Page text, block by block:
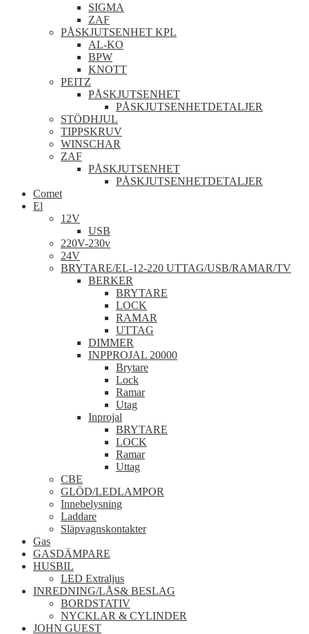
SIGMA
ZAF
PÅSKJUTSENHET KPL
AL-KO
BPW
KNOTT
PEITZ
PÅSKJUTSENHET
PÅSKJUTSENHETDETALJER
STÖDHJUL
TIPPSKRUV
WINSCHAR
ZAF
PÅSKJUTSENHET
PÅSKJUTSENHETDETALJER
Comet
El
12V
USB
220V-230v
24V
BRYTARE/EL-12-220 UTTAG/USB/RAMAR/TV
BERKER
BRYTARE
LOCK
RAMAR
UTTAG
DIMMER
INPPROJAL 20000
Brytare
Lock
Ramar
Utag
Inprojal
BRYTARE
LOCK
Ramar
Uttag
CBE
GLÖD/LEDLAMPOR
Innebelysning
Laddare
Släpvagnskontakter
Gas
GASDÄMPARE
HUSBIL
LED Extraljus
INREDNING/LÅS& BESLAG
BORDSTATIV
NYCKLAR & CYLINDER
JOHN GUEST